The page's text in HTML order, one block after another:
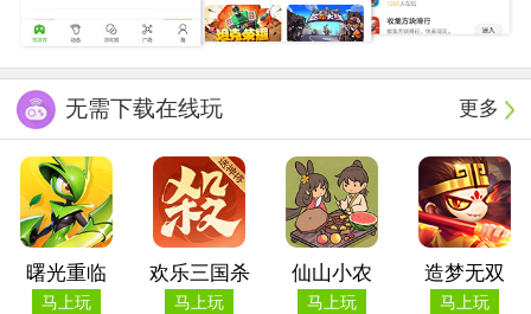
更多
无需下载在线玩
曙光重临
马上玩
欢乐三国杀
马上玩
仙山小农
马上玩
造梦无双
马上玩